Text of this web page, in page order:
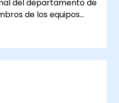
del departamento de
de los equipos
procesos utilizando
y la modelización